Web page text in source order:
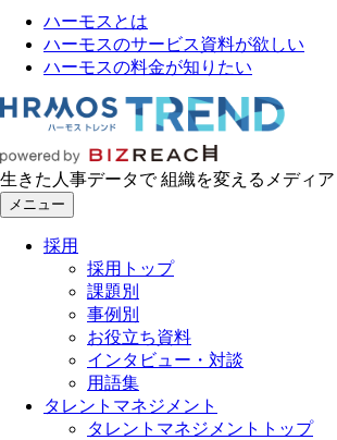
ハーモスとは
ハーモスのサービス資料が欲しい
ハーモスの料金が知りたい
生きた人事データで 組織を変えるメディア
メニュー
採用
採用トップ
課題別
事例別
お役立ち資料
インタビュー・対談
用語集
タレントマネジメント
タレントマネジメントトップ